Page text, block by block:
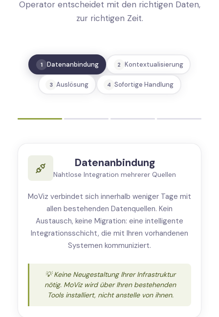
Operator entscheidet mit den richtigen Daten,
zur richtigen Zeit.
1 Datenanbindung 2 Kontextualisierung
3 Auslösung 4 Sofortige Handlung
Datenanbindung
Nahtlose Integration mehrerer Quellen
MoViz verbindet sich innerhalb weniger Tage mit
allen bestehenden Datenquellen. Kein
Austausch, keine Migration: eine intelligente
Integrationsschicht, die mit Ihren vorhandenen
Systemen kommuniziert.
💡 Keine Neugestaltung Ihrer Infrastruktur
nötig. MoViz wird über Ihren bestehenden
Tools installiert, nicht anstelle von ihnen.